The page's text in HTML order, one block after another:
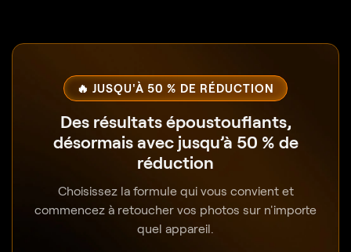
🔥 JUSQU'À 50 % DE RÉDUCTION
Des résultats époustouflants,
désormais avec jusqu’à 50 % de
réduction
Choisissez la formule qui vous convient et
commencez à retoucher vos photos sur n'importe
quel appareil.